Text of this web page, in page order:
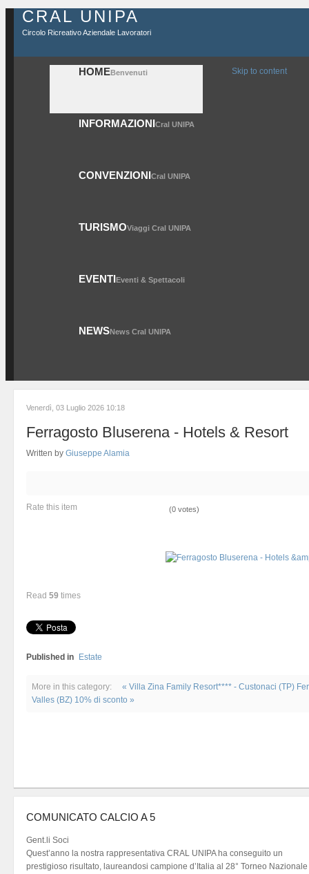
CRAL UNIPA
Circolo Ricreativo Aziendale Lavoratori
HOMEBenvenuti
INFORMAZIONICral UNIPA
CONVENZIONICral UNIPA
TURISMOViaggi Cral UNIPA
EVENTIEventi & Spettacoli
NEWSNews Cral UNIPA
Skip to content
Venerdì, 03 Luglio 2026 10:18
Ferragosto Bluserena - Hotels & Resort
Written by Giuseppe Alamia
Rate this item (0 votes)
Read 59 times
Published in Estate
More in this category:
« Villa Zina Family Resort**** - Custonaci (TP)
Valles (BZ) 10% di sconto »
COMUNICATO CALCIO A 5
Gent.li Soci
Quest’anno la nostra rappresentativa CRAL UNIPA ha conseguito un
prestigioso risultato, laureandosi campione d’Italia al 28° Torneo Nazionale